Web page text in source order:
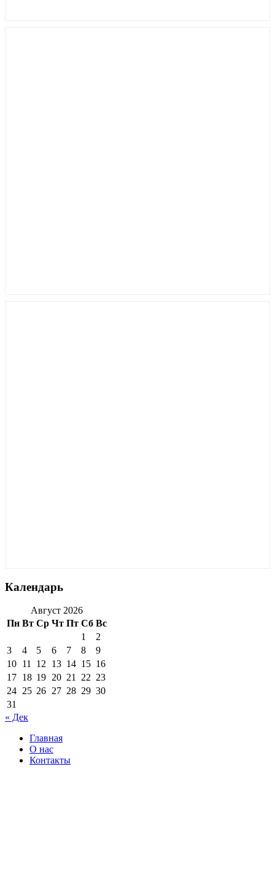
Календарь
Август 2026
Пн Вт Ср Чт Пт Сб Вс
1
2
3
4 5 6 7 8
9
10 11 12 13 14 15 16
17 18 19 20 21 22 23
24 25 26 27 28 29 30
31
« Дек
Главная
О нас
Контакты